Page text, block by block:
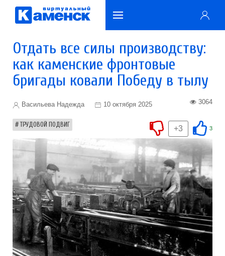
Отдать все силы производству:
как каменские фронтовые
бригады ковали Победу в тылу
Васильева Надежда 10 октября 2025 3064
ТРУДОВОЙ ПОДВИГ 3
+3